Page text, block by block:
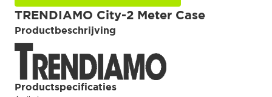
Productspecificaties
TRENDIAMO City-2 Meter Case
Productbeschrijving